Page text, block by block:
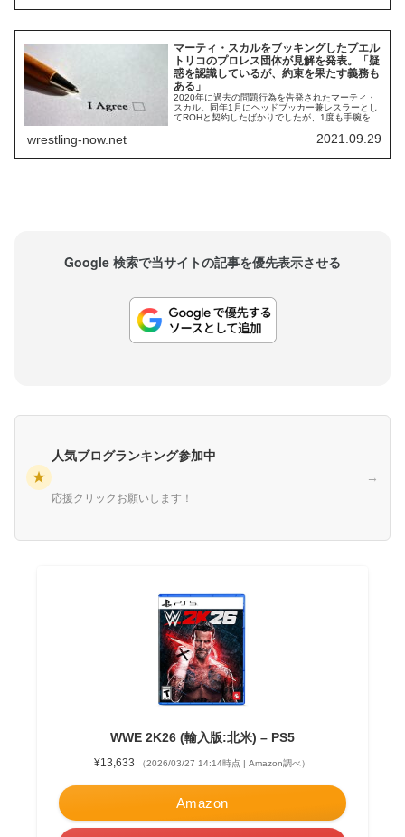
マーティ・スカルをブッキングしたプエル
トリコのプロレス団体が見解を発表。「疑
惑を認識しているが、約束を果たす義務も
ある」
2020年に過去の問題行為を告発されたマーティ・
スカル。同年1月にヘッドブッカー兼レスラーとし
てROHと契約したばかりでしたが、1度も手腕を振
月にはNJPW STRONGの収録に参加したものの、
ます。スカルが活動停止に追い込まれたのは、
wrestling-now.net 2021.09.29
Google 検索で当サイトの記事を優先表示させる
★
人気ブログランキング参加中
応援クリックお願いします！
→
WWE 2K26 (輸入版:北米) – PS5
¥13,633 （2026/03/27 14:14時点 | Amazon調べ）
Amazon